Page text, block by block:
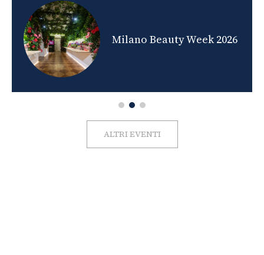
Milano Beauty Week 2026
ALTRI EVENTI